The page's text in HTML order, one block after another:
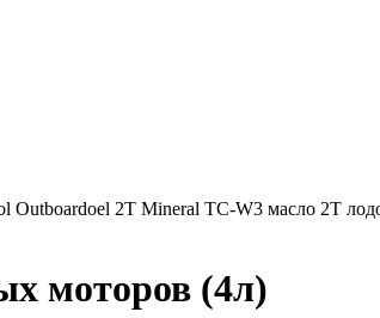
Outboardoel 2T Mineral TC-W3 масло 2Т
моторов (4л)